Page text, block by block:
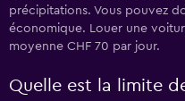
précipitations. Vous pouvez
économique. Louer une
moyenne CHF 70 par jour.
Quelle est la limite